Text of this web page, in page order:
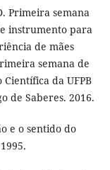
Primeira semana
instrumento para
de mães
semana de
da UFPB
de Saberes. 2016.
e o sentido do